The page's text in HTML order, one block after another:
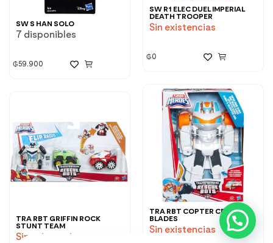
SW R1 ELEC DUEL IMPERIAL
DEATH TROOPER
Sin existencias
₲0
SW S HAN SOLO
7 disponibles
₲59.900
TRA RBT COPTER CRANE
BLADES
Sin existencias
TRA RBT GRIFFIN ROCK
STUNT TEAM
Sin existencias